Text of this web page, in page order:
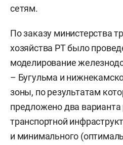
сетям.
По заказу министерства
хозяйства РТ было
моделирование
– Бугульма и
зоны, по результатам
предложено два варианта
транспортной
и минимального